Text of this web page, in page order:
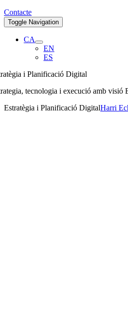
Contacte
Toggle Navigation
CA
EN
ES
i Planificació Digital
tecnologia i execució amb visió
Estratègia i Planificació DigitalHarri